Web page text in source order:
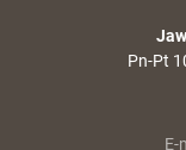
Pn-Pt
E-